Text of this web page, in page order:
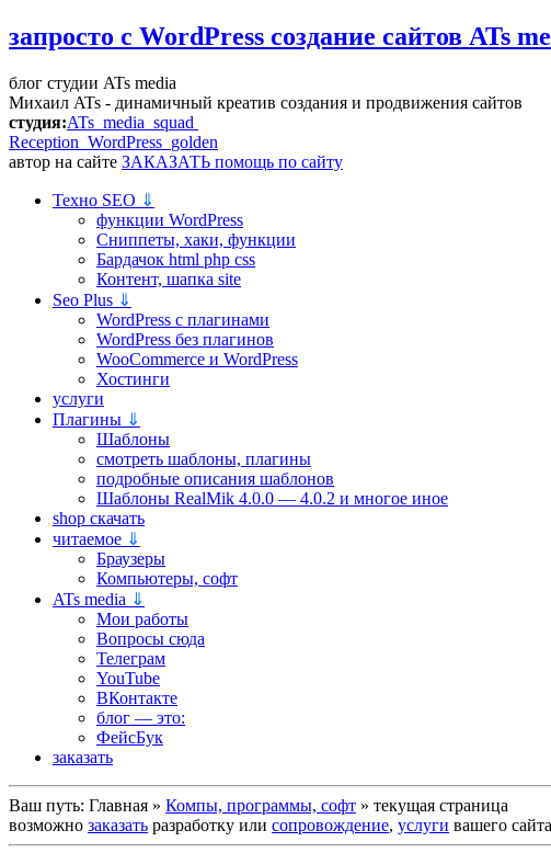
запросто с WordPress создание сайтов ATs
блог студии ATs media
Михаил ATs - динамичный креатив создания и продвижения сайтов
студия:ATs media squad
Reception WordPress golden
автор на сайте ЗАКАЗАТЬ помощь по сайту
Техно SEO ⇓
функции WordPress
Сниппеты, хаки, функции
Бардачок html php css
Контент, шапка site
Seo Plus ⇓
WordPress c плагинами
WordPress без плагинов
WooCommerce и WordPress
Хостинги
услуги
Плагины ⇓
Шаблоны
смотреть шаблоны, плагины
подробные описания шаблонов
Шаблоны RealMik 4.0.0 — 4.0.2 и многое иное
shop скачать
читаемое ⇓
Браузеры
Компьютеры, софт
ATs media ⇓
Мои работы
Вопросы сюда
Телеграм
YouTube
ВКонтакте
блог — это:
ФейсБук
заказать
Ваш путь: Главная » Компы, программы, софт » текущая страница
возможно заказать разработку или сопровождение, услуги вашего